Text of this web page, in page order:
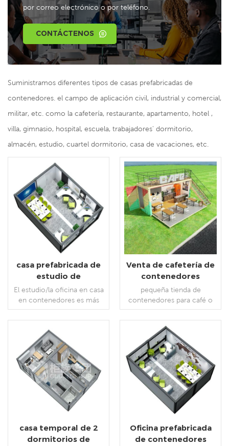
por correo electrónico o por teléfono.
CONTÁCTENOS
Suministramos diferentes tipos de casas prefabricadas de
contenedores. el campo de aplicación civil, industrial y comercial,
militar, etc. como la cafetería, restaurante, apartamento, hotel ,
villa, gimnasio, hospital, escuela, trabajadores' dormitorio,
almacén, estudio, cuartel dormitorio, casa de vacaciones, etc.
casa prefabricada de
estudio de
contenedor de
paquete plano de
china a la venta
El estudio/la oficina en casa
en contenedores es más
económico que otros
métodos de construcción,,
más sostenible y respetuoso
con el medio ambiente y se
puede construir
rápidamente.
LEE MAS
Venta de cafetería de
contenedores
prefabricados de
China
pequeña tienda de
contenedores para café o
bocadillos
LEE MAS
casa temporal de 2
dormitorios de
Oficina prefabricada
de contenedores